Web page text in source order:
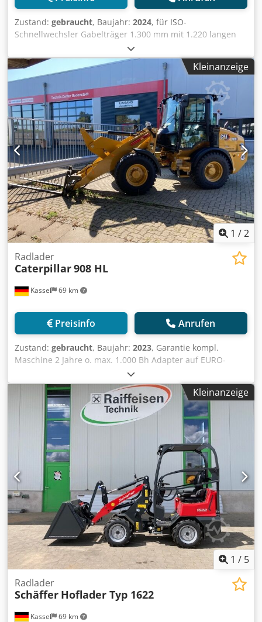
FUNKTION MÜNDLICHE RESERVIERUNGEN HABEN KEINE
eine Kaution i.H.v. mindestens 500,00 ¤ / 1.000,00 ¤
erhoben (For sales to the EU and third countries will be
levied deposit/guarentee of at least ¤ 500.00 / ¤ 1000.00)
Änderungen, Irrtürmer und Vorverkauf vorbehalten!
Weitere Fahrzeuge finden Sie auf unserer Verkauf erfolgt
ausschliesslich nach unseren AGB?s ? siehe Homepage
Wichtiger Hinweis ? Wichtige Information: Trotz
sorgfältiger Überprüfung aller Details in unserem Angebot
kann es vorkommen, dass sich Fehler einschleichen.
Teilweise werden diese durch Übertragungsfehler in den
Systemen der verschiedenen Plattformanbieter verursacht.
Daher möchten wir darauf hinweisen, dass sich alle
Angaben ohne Gewähr verstehen und keinen
Rechtsanspruch darstellen. Rechtliches: Diese
Verkaufsanzeige stellt kein Angebot im Sinne des §145 BGB
dar. Vielmehr handelt es sich um Informationen zur
Vertragsanbahnung. Die hier gemachten Angaben sind
ohne Gewähr und stellen somit keine zugesicherten
Zustand: gebraucht, Baujahr: 2024, für ISO-
Schnellwechsler Gabelträger 1.300 mm mit 1.220 langen
Gabeln ISO-SW / Garantie kompl . Maschine 2 Jahre o. max.
lOOOBh Caterpillar 906 - Radlader - / Grundgerät 906-14A
Bereifung 340/80 R18 Bibload M Deluxe - Kabine DAB+
Radio / inkl . Bl Cedpfx Absrxtahoierf
Kleinanzeige
1 /2
Kassel 69 km
Radlader
Caterpillar908 HL
Preisinfo Anrufen
Zustand: gebraucht, Baujahr: 2023, Garantie kompl.
Maschine 2 Jahre o. max. 1.000 Bh Adapter auf EURO-
Aufnahme / Grundgerät 908HL-14A 400/70 R20
Agrarbereifung Deluxe-Kabine DAB+ Radio inkl. / Bluetooth
+ M Hydraulische Schwingungsdämpfu Gabelträger 1.300
mm mit 1.220 / langen Ga Csdjt Id A Aepfx Abijrf
Kleinanzeige
1 / 5
Kassel 69 km
Radlader
Schäffer Hoflader Typ 1622